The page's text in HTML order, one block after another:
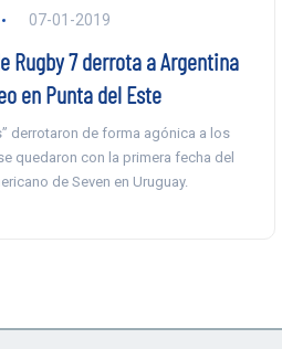
07-01-2019
Rugby 7 derrota a Argentina
en Punta del Este
derrotaron de forma agónica a los
quedaron con la primera fecha del
de Seven en Uruguay.